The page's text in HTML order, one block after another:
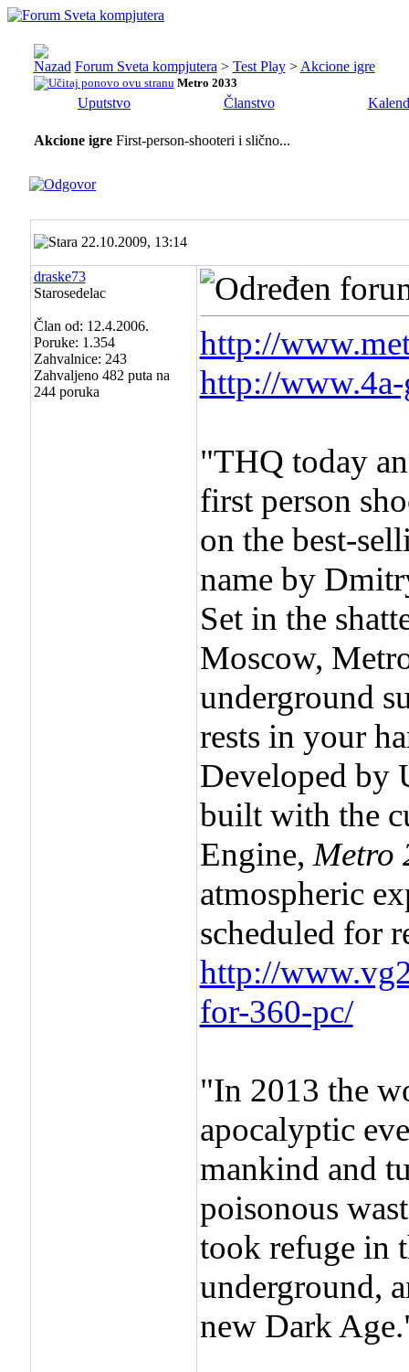
Forum Sveta kompjutera > Test Play > Akcione igre
Metro 2033
Uputstvo Članstvo
Akcione igre First-person-shooteri i slično...
22.10.2009, 13:14
draske73
Starosedelac
Član od: 12.4.2006.
Poruke: 1.354
Zahvalnice: 243
Zahvaljeno 482 puta na
244 poruka
http://
http://www.4a-
"THQ today
first person
on the best-
name by
Set in the
Moscow,
underground
rests in your
Developed by
built with the
Engine, Metro
atmospheric
scheduled for
http://
for-360-pc/
"In 2013 the
apocalyptic
mankind and
poisonous
took refuge in
underground,
new Dark